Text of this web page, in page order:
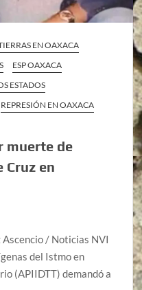
EN OAXACA
ESP OAXACA
ESTADOS
REPRESIÓN EN OAXACA
muerte de
Cruz en
/ Noticias NVI
del Istmo en
(APIIDTT) demandó a